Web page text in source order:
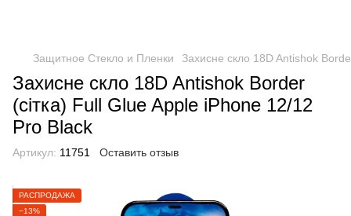
Защитное Стекло и Пленки Захисне скло 18D Antishok
Захисне скло 18D Antishok Border
(сітка) Full Glue Apple iPhone 12/12
Pro Black
Артикул: 11751 Оставить отзыв
РАСПРОДАЖА
−13%